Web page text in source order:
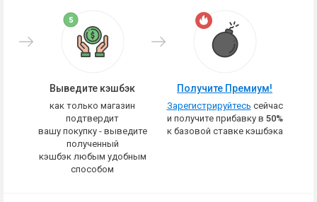
Выведите кэшбэк
как только магазин
подтвердит
вашу покупку - выведите
полученный
кэшбэк любым удобным
способом
Получите Премиум!
Зарегистрируйтесь сейчас
и получите прибавку в 50%
к базовой ставке кэшбэка